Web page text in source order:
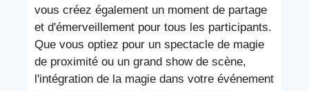
vous créez également un moment de partage
et d'émerveillement pour tous les participants.
Que vous optiez pour un spectacle de magie
de proximité ou un grand show de scène,
l'intégration de la magie dans votre événement